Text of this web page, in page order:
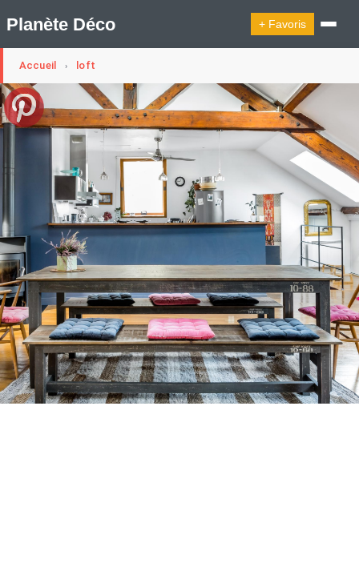
Planète Déco + Favoris
🛍︎ Shop Planète Déco ℹ︎ À propos
Appartement Design Cabanes
Decoration Noël
Design Suédois En Quelques Photos
Idées Déco En 10 Photos
La Semaine Décoration Et Design
Maison En Ville
Méli-Mélo Suédois
Publi Reportage
Tendance
La Décoration Selon Votre Signe Astrologique
Les Trouvailles Déco Du Jour
Loft
Maison Appartement Écologique
Maison Container/container House
Maison D'hôtes
Maison Et Appartement Vintage
On Décode La Déco
Petite Surface
Piscine Question De Style
Renovation
Revue De Week End
Tiny House
Accueil › loft